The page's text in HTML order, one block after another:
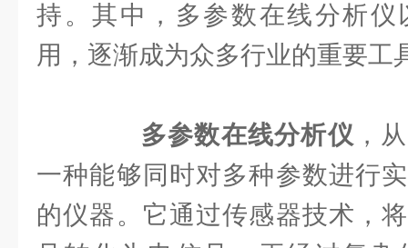
持。其中，多参数在线分析仪
用，逐渐成为众多行业的重要工
多参数在线分析仪 ，
一种能够同时对多种参数进行
的仪器。它通过传感器技术，